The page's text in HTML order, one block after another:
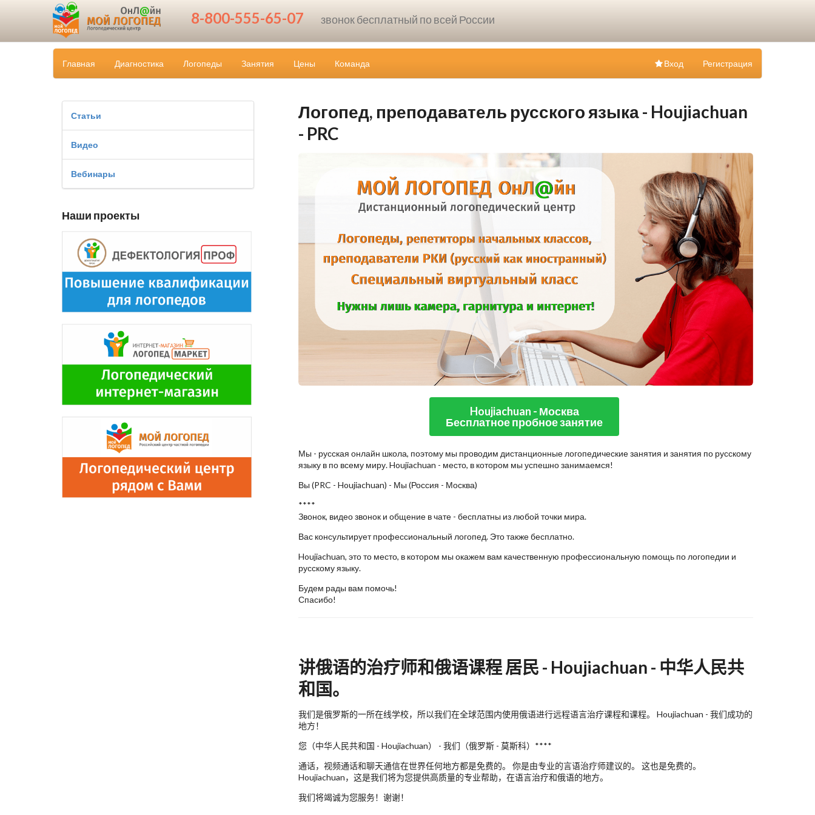
8-800-555-65-07 звонок бесплатный по всей России
Главная Диагностика Логопеды Занятия Цены Команда Регистрация
Вход
Статьи
Видео
Вебинары
Наши проекты
Логопед, преподаватель русского языка - Houjiachuan
- PRC
Houjiachuan - Москва
Бесплатное пробное занятие
Мы - русская онлайн школа, поэтому мы проводим дистанционные логопедические занятия и занятия по русскому
языку в по всему миру. Houjiachuan - место, в котором мы успешно занимаемся!
Вы (PRC - Houjiachuan) - Мы (Россия - Москва)
****
Звонок, видео звонок и общение в чате - бесплатны из любой точки мира.
Вас консультирует профессиональный логопед. Это также бесплатно.
Houjiachuan, это то место, в котором мы окажем вам качественную профессиональную помощь по логопедии и
русскому языку.
Будем рады вам помочь!
Спасибо!
讲俄语的治疗师和俄语课程 居民 - Houjiachuan - 中华人民共
和国。
我们是俄罗斯的一所在线学校，所以我们在全球范围内使用俄语进行远程语言治疗课程和课程。 Houjiachuan - 我们成功的
地方！
您（中华人民共和国 - Houjiachuan） - 我们（俄罗斯 - 莫斯科）****
通话，视频通话和聊天通信在世界任何地方都是免费的。 你是由专业的言语治疗师建议的。 这也是免费的。
Houjiachuan，这是我们将为您提供高质量的专业帮助，在语言治疗和俄语的地方。
我们将竭诚为您服务！谢谢！